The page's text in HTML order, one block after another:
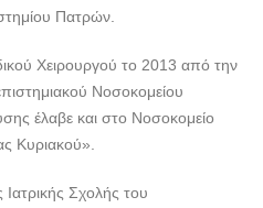
Πατρών.
Χειρουργού το 2013 από την
Νοσοκομείου
έλαβε και στο Νοσοκομείο
Κυριακού».
Σχολής του